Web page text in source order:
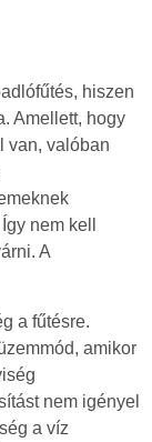
hiszen
Amellett, hogy
van, valóban
nem kell
A
a fűtésre.
amikor
nem igényel
a víz